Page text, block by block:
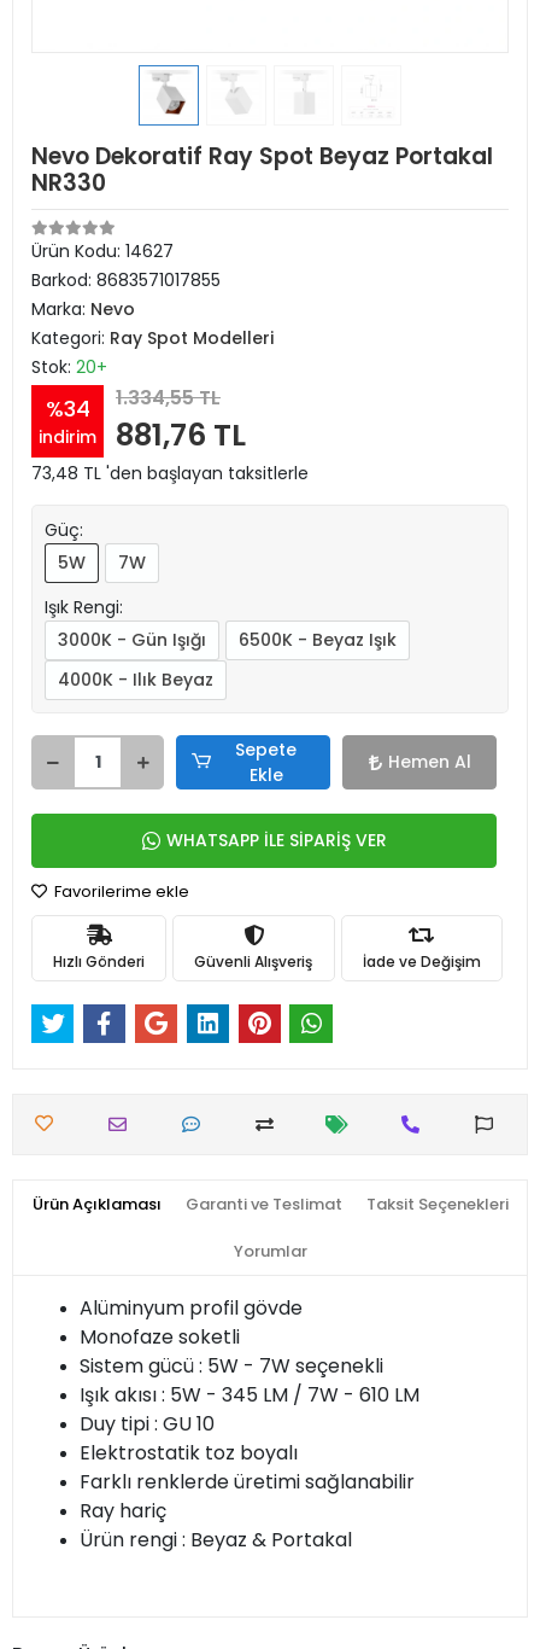
Nevo Dekoratif Ray Spot Beyaz Portakal
NR330
Ürün Kodu: 14627
Barkod: 8683571017855
Marka: Nevo
Kategori: Ray Spot Modelleri
Stok: 20+
%34
indirim
1.334,55 TL
881,76 TL
73,48 TL 'den başlayan taksitlerle
Güç:
5W
7W
Işık Rengi:
3000K - Gün Işığı
6500K - Beyaz Işık
4000K - Ilık Beyaz
Sepete
Ekle
Hemen Al
WHATSAPP İLE SİPARİŞ VER
Favorilerime ekle
Hızlı Gönderi Güvenli Alışveriş İade ve Değişim
Ürün Açıklaması Garanti ve Teslimat Taksit Seçenekleri
Yorumlar
Alüminyum profil gövde
Monofaze soketli
Sistem gücü : 5W - 7W seçenekli
Işık akısı : 5W - 345 LM / 7W - 610 LM
Duy tipi : GU 10
Elektrostatik toz boyalı
Farklı renklerde üretimi sağlanabilir
Ray hariç
Ürün rengi : Beyaz & Portakal